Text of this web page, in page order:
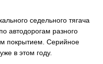
седельного тягача
автодорогам разного
покрытием. Серийное
в этом году.